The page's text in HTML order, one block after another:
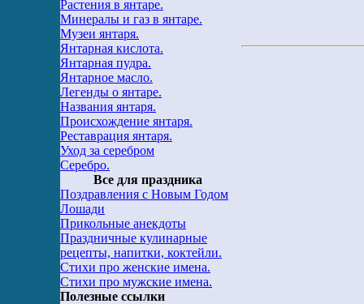
Растения в янтаре.
Минералы и газ в янтаре.
Музеи янтаря.
Янтарная кислота.
Янтарная пудра.
Янтарное масло.
Легенды о янтаре.
Названия янтаря.
Происхождение янтаря.
Реставрация янтаря.
Уход за серебром
Серебро.
Все для праздника
Поздравления с Новым Годом
Лошади
Прикольные анекдоты
Праздничные кулинарные
рецепты, напитки, коктейли.
Стихи про женские имена.
Стихи про мужские имена.
Полезные ссылки